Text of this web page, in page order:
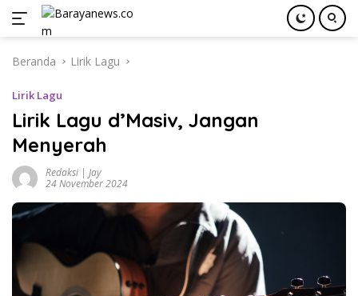
Beranda Lirik Lagu
Lirik Lagu
Lirik Lagu d’Masiv, Jangan
Menyerah
Redaksi | Jay
24 November 2024